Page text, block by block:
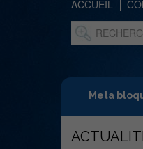
ACCUEIL
Meta